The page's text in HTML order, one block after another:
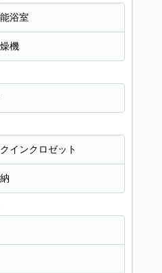
浴室
機
インクロゼット